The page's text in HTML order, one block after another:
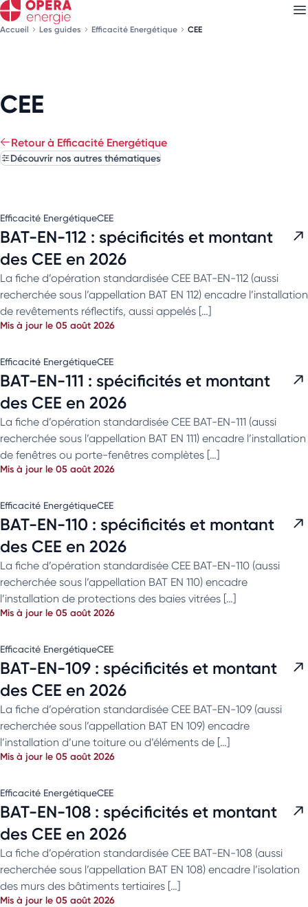
Accueil Les guides Efficacité Energétique CEE
CEE
Retour à Efficacité Energétique
Découvrir nos autres thématiques
Efficacité EnergétiqueCEE
BAT-EN-112 : spécificités et montant
des CEE en 2026
La fiche d’opération standardisée CEE BAT-EN-112 (aussi
recherchée sous l’appellation BAT EN 112) encadre l’installation
de revêtements réflectifs, aussi appelés […]
Mis à jour le 05 août 2026
Efficacité EnergétiqueCEE
BAT-EN-111 : spécificités et montant
des CEE en 2026
La fiche d’opération standardisée CEE BAT-EN-111 (aussi
recherchée sous l’appellation BAT EN 111) encadre l’installation
de fenêtres ou porte-fenêtres complètes […]
Mis à jour le 05 août 2026
Efficacité EnergétiqueCEE
BAT-EN-110 : spécificités et montant
des CEE en 2026
La fiche d’opération standardisée CEE BAT-EN-110 (aussi
recherchée sous l’appellation BAT EN 110) encadre
l’installation de protections des baies vitrées […]
Mis à jour le 05 août 2026
Efficacité EnergétiqueCEE
BAT-EN-109 : spécificités et montant
des CEE en 2026
La fiche d’opération standardisée CEE BAT-EN-109 (aussi
recherchée sous l’appellation BAT EN 109) encadre
l’installation d’une toiture ou d’éléments de […]
Mis à jour le 05 août 2026
Efficacité EnergétiqueCEE
BAT-EN-108 : spécificités et montant
des CEE en 2026
La fiche d’opération standardisée CEE BAT-EN-108 (aussi
recherchée sous l’appellation BAT EN 108) encadre l’isolation
des murs des bâtiments tertiaires […]
Mis à jour le 05 août 2026
Choisissez les newsletters qui vous intéressent